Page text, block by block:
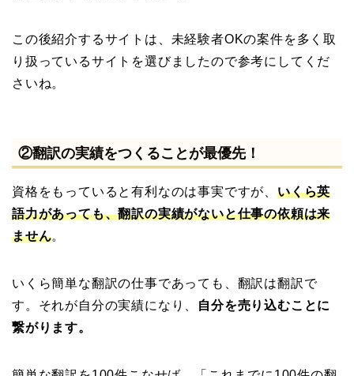
この後紹介するサイトは、未経験者OKの案件を多く取
り扱っているサイトを選びましたので参考にしてくだ
さいね。
②翻訳の実績をつくることが最優先！
資格をもっていると有利なのは事実ですが、 いくら英
語力があっても、翻訳の実績がないと仕事の依頼は来
ません。
いくら簡単な翻訳の仕事であっても、翻訳は翻訳で
す。それが自分の実績になり、
自分を売り込むことに
繋がります。